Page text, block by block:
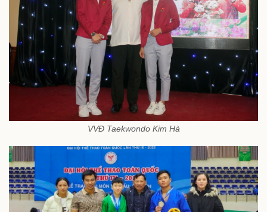
VVĐ Taekwondo Kim Hà